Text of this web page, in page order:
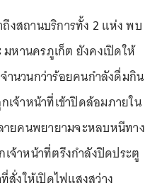
งสถานบริการทั้ง 2 แห่ง พบ
หานครภูเก็ต ยังคงเปิดให้
ำนวนกว่าร้อยคนกำลังดื่มกิน
เจ้าหน้าที่เข้าปิดล้อมภายใน
ายคนพยายามจะหลบหนีทาง
จ้าหน้าที่ตรึงกำลังปิดประตู
สั่งให้เปิดไฟแสงสว่าง